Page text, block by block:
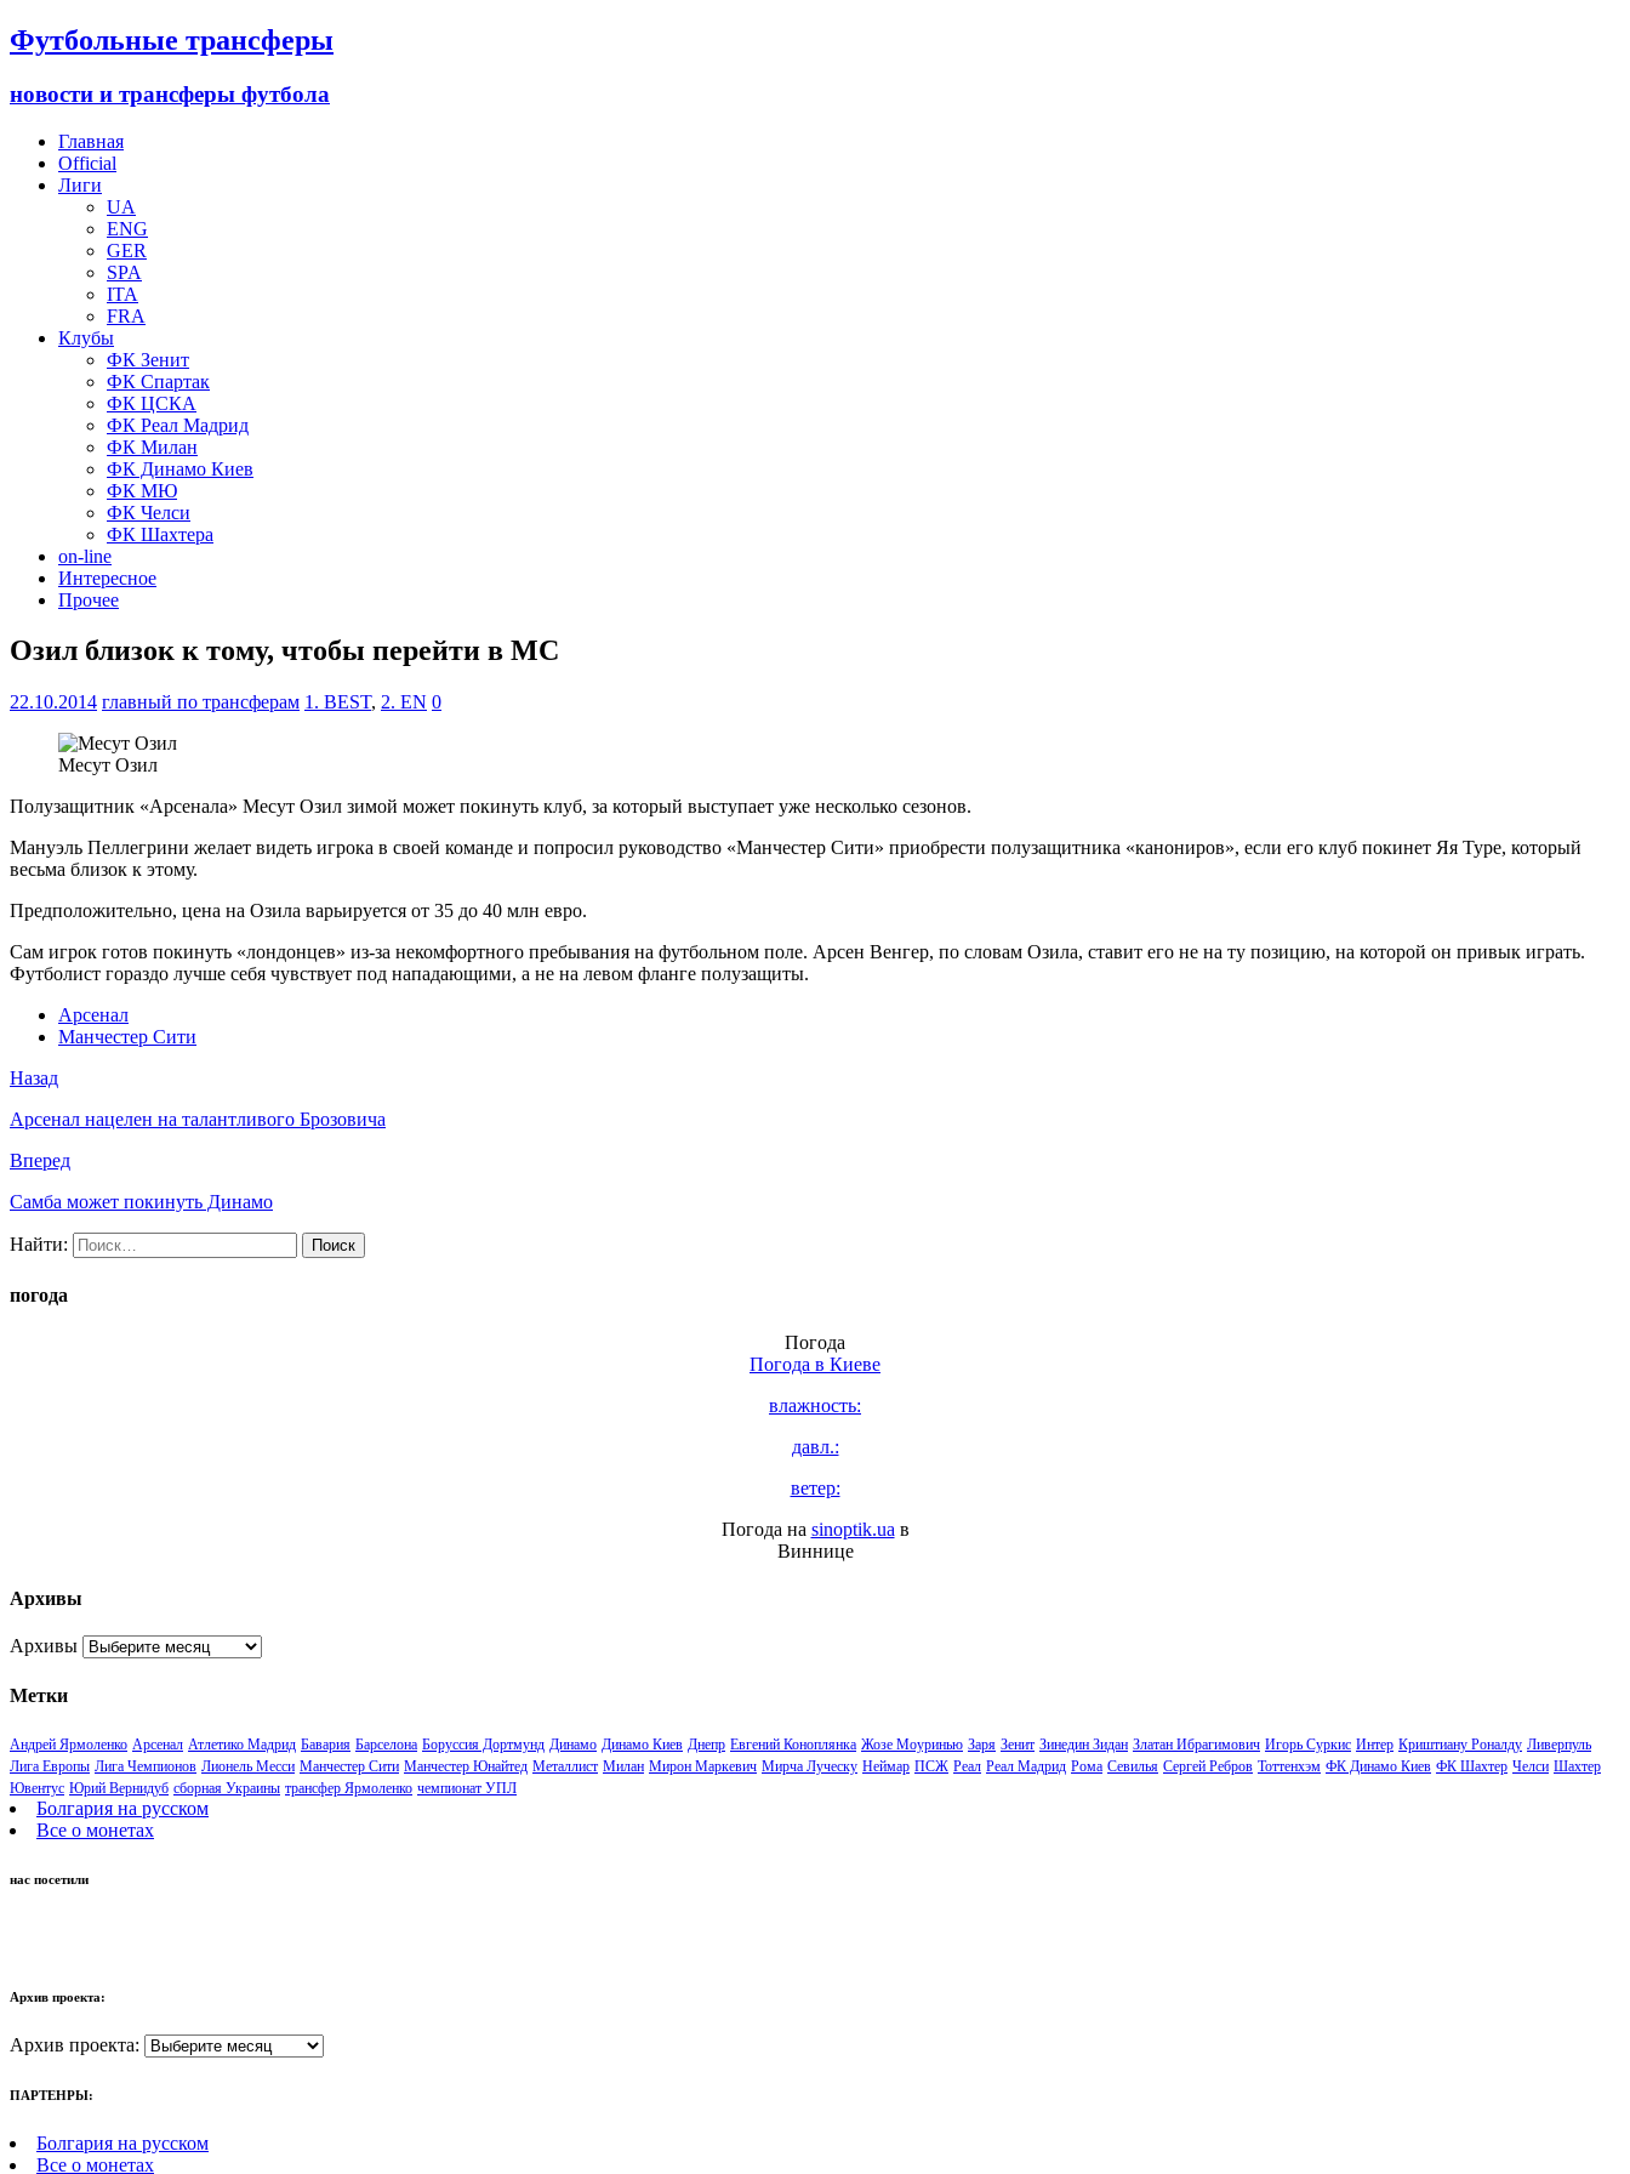
Футбольные трансферы
новости и трансферы футбола
Главная
Official
Лиги
UA
ENG
GER
SPA
ITA
FRA
Клубы
ФК Зенит
ФК Спартак
ФК ЦСКА
ФК Реал Мадрид
ФК Милан
ФК Динамо Киев
ФК МЮ
ФК Челси
ФК Шахтера
on-line
Интересное
Прочее
Озил близок к тому, чтобы перейти в МС
22.10.2014 главный по трансферам 1. BEST, 2. EN 0
Месут Озил
Полузащитник «Арсенала» Месут Озил зимой может покинуть клуб, за который выступает уже несколько сезонов.
Мануэль Пеллегрини желает видеть игрока в своей команде и попросил руководство «Манчестер Сити» приобрести полузащитника «канониров», если его клуб покинет Яя Туре, который
весьма близок к этому.
Предположительно, цена на Озила варьируется от 35 до 40 млн евро.
Сам игрок готов покинуть «лондонцев» из-за некомфортного пребывания на футбольном поле. Арсен Венгер, по словам Озила, ставит его не на ту позицию, на которой он привык играть.
Футболист гораздо лучше себя чувствует под нападающими, а не на левом фланге полузащиты.
Арсенал
Манчестер Сити
Назад
Арсенал нацелен на талантливого Брозовича
Вперед
Самба может покинуть Динамо
Найти:
погода
Погода
Погода в Киеве
влажность:
давл.:
ветер:
Погода на sinoptik.ua в
Виннице
Архивы
Архивы
Метки
Андрей Ярмоленко Арсенал Атлетико Мадрид Бавария Барселона Боруссия Дортмунд Динамо Динамо Киев Днепр Евгений Коноплянка Жозе Моуринью Заря Зенит Зинедин Зидан Златан Ибрагимович Игорь Суркис Интер Криштиану Роналду Ливерпуль
Лига Европы Лига Чемпионов Лионель Месси Манчестер Сити Манчестер Юнайтед Металлист Милан Мирон Маркевич Мирча Луческу Неймар ПСЖ Реал Реал Мадрид Рома Севилья Сергей Ребров Тоттенхэм ФК Динамо Киев ФК Шахтер Челси Шахтер
Ювентус Юрий Вернидуб сборная Украины трансфер Ярмоленко чемпионат УПЛ
Болгария на русском
Все о монетах
нас посетили
Архив проекта:
Архив проекта:
ПАРТЕНРЫ:
Болгария на русском
Все о монетах